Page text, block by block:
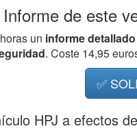
de este
un informe detallado
. Coste 14,95
✅
HPJ a efectos